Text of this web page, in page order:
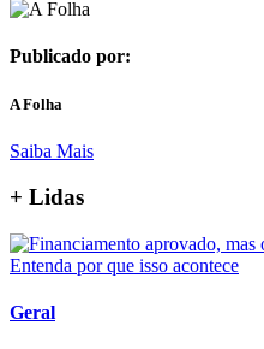
Publicado por:
A Folha
Saiba Mais
+ Lidas
Geral